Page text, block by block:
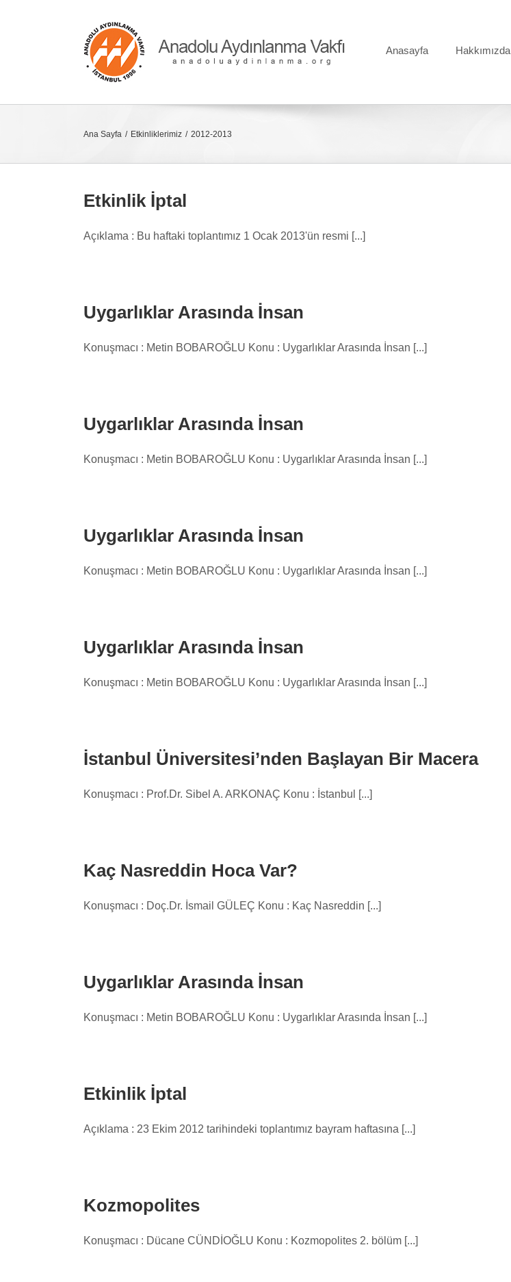
Anasayfa
Hakkımızda
Ana Sayfa Etkinliklerimiz 2012-2013
Etkinlik İptal
Açıklama : Bu haftaki toplantımız 1 Ocak 2013'ün resmi [...]
Uygarlıklar Arasında İnsan
Konuşmacı : Metin BOBAROĞLU Konu : Uygarlıklar Arasında İnsan [...]
Uygarlıklar Arasında İnsan
Konuşmacı : Metin BOBAROĞLU Konu : Uygarlıklar Arasında İnsan [...]
Uygarlıklar Arasında İnsan
Konuşmacı : Metin BOBAROĞLU Konu : Uygarlıklar Arasında İnsan [...]
Uygarlıklar Arasında İnsan
Konuşmacı : Metin BOBAROĞLU Konu : Uygarlıklar Arasında İnsan [...]
İstanbul Üniversitesi’nden Başlayan Bir Macera
Konuşmacı : Prof.Dr. Sibel A. ARKONAÇ Konu : İstanbul [...]
Kaç Nasreddin Hoca Var?
Konuşmacı : Doç.Dr. İsmail GÜLEÇ Konu : Kaç Nasreddin [...]
Uygarlıklar Arasında İnsan
Konuşmacı : Metin BOBAROĞLU Konu : Uygarlıklar Arasında İnsan [...]
Etkinlik İptal
Açıklama : 23 Ekim 2012 tarihindeki toplantımız bayram haftasına [...]
Kozmopolites
Konuşmacı : Dücane CÜNDİOĞLU Konu : Kozmopolites 2. bölüm [...]